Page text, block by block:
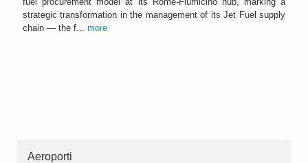
strategic transformation in the management of its Jet Fuel supply
chain — the f... more
Aeroporti